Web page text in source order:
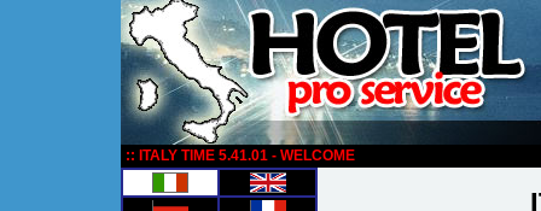
:: ITALY TIME 5.41.01 - WELCOME